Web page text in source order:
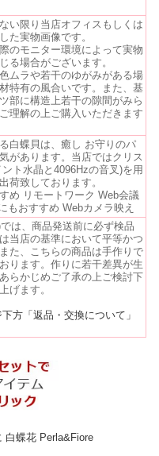
い限り当店オフィスもしくは
た実物画像です。
のモニター環境によって実物
る場合がございます。
ムラや若干のゆがみがある場
特有の風合いです。また、基
部に構造上若干の隙間がみら
理解の上ご購入いただきます
白蝶貝は、癒し お守りのパ
があります。当店ではクリス
ト水晶と4096Hzの音叉)を用
荷致しております。
め リモートワーク Web会議
もおすすめ Webカメラ映え
は、商品発送前に必ず検品
当店の基準において平等かつ
た、こちらの商品は手作りで
ります。作りに若干差異が生
らかじめご了承の上ご検討下
げます。
方「返品・交換について」
白蝶花 Perla&Fiore